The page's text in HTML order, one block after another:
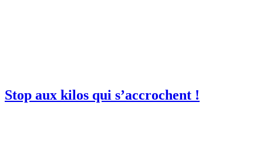
Stop aux kilos qui s’accrochent !